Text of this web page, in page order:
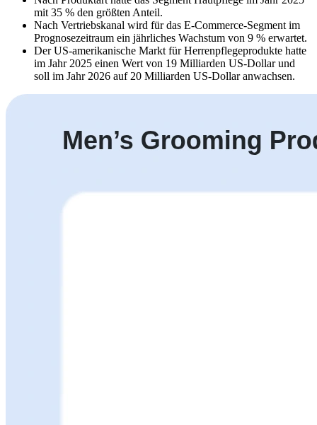
mit 35 % den größten Anteil.
Nach Vertriebskanal wird für das E-Commerce-Segment im
Prognosezeitraum ein jährliches Wachstum von 9 % erwartet.
Der US-amerikanische Markt für Herrenpflegeprodukte hatte
im Jahr 2025 einen Wert von 19 Milliarden US-Dollar und
soll im Jahr 2026 auf 20 Milliarden US-Dollar anwachsen.